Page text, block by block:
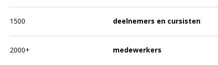
1500 deelnemers en cursisten
2000+ medewerkers